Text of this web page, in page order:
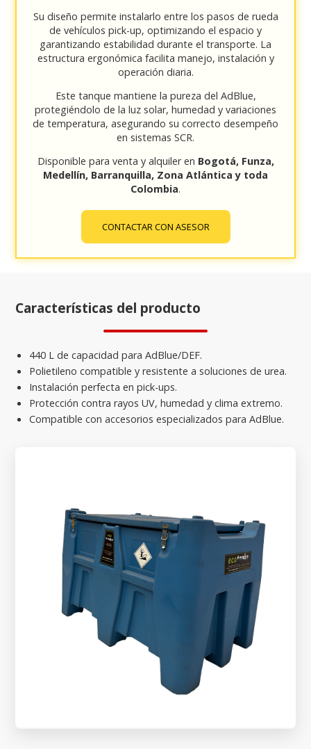
Su diseño permite instalarlo entre los pasos de rueda
de vehículos pick-up, optimizando el espacio y
garantizando estabilidad durante el transporte. La
estructura ergonómica facilita manejo, instalación y
operación diaria.
Este tanque mantiene la pureza del AdBlue,
protegiéndolo de la luz solar, humedad y variaciones
de temperatura, asegurando su correcto desempeño
en sistemas SCR.
Disponible para venta y alquiler en Bogotá, Funza,
Medellín, Barranquilla, Zona Atlántica y toda
Colombia.
CONTACTAR CON ASESOR
Características del producto
440 L de capacidad para AdBlue/DEF.
Polietileno compatible y resistente a soluciones de urea.
Instalación perfecta en pick-ups.
Protección contra rayos UV, humedad y clima extremo.
Compatible con accesorios especializados para AdBlue.